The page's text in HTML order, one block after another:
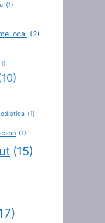
(1)
local (2)
(1)
(1)
(15)